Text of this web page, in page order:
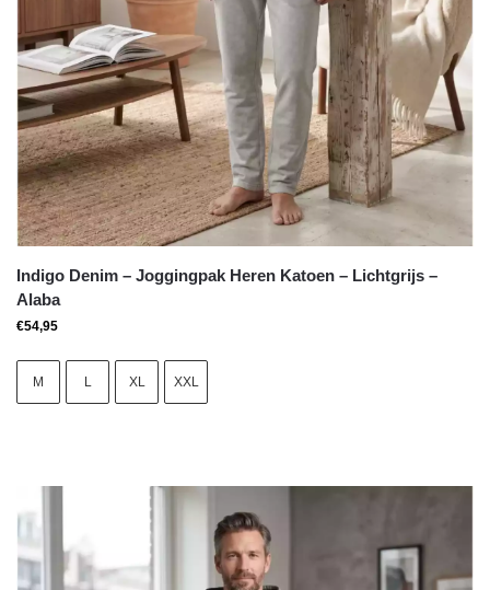
Indigo Denim – Joggingpak Heren Katoen – Lichtgrijs –
Alaba
€54,95
M L XL XXL